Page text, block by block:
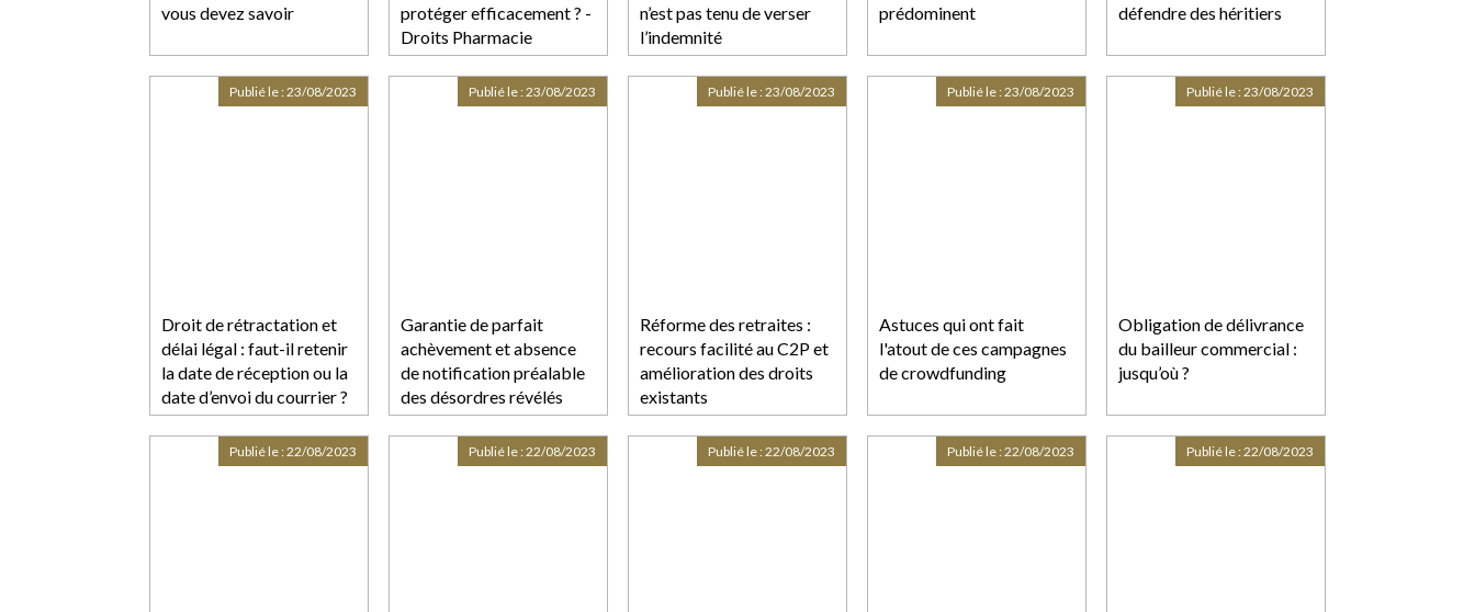
vous devez savoir
protéger efficacement ? -
Droits Pharmacie
n’est pas tenu de verser
l’indemnité
compensatrice de préavis
prédominent
défendre des héritiers
Droit de rétractation et
délai légal : faut-il retenir
la date de réception ou la
date d’envoi du courrier ?
Publié le :23/08/2023
Garantie de parfait
achèvement et absence
de notification préalable
des désordres révélés
postérieurement à la
réception
Publié le :23/08/2023
Réforme des retraites :
recours facilité au C2P et
amélioration des droits
existants
Publié le :23/08/2023
Astuces qui ont fait
l'atout de ces campagnes
de crowdfunding
Publié le :23/08/2023
Obligation de délivrance
du bailleur commercial :
jusqu’où ?
Publié le :23/08/2023
Publié le :22/08/2023 Publié le :22/08/2023 Publié le :22/08/2023 Publié le :22/08/2023 Publié le :22/08/2023